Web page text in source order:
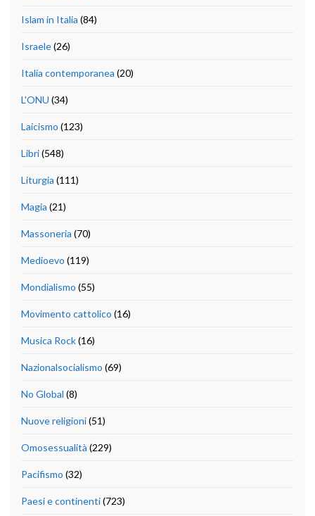
Islam in Italia (84)
Israele(26)
Italia contemporanea (20)
L'ONU (34)
Laicismo (123)
Libri(548)
Liturgia (111)
Magia (21)
Massoneria (70)
Medioevo (119)
Mondialismo (55)
Movimento cattolico (16)
Musica Rock(16)
Nazionalsocialismo (69)
No Global (8)
Nuove religioni(51)
Omosessualità (229)
Pacifismo (32)
Paesi e continenti(723)